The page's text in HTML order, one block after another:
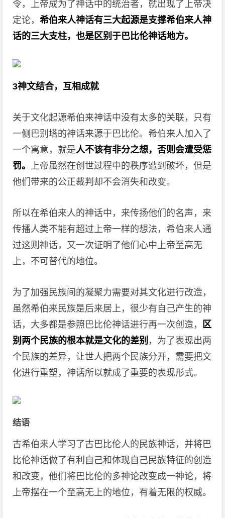
令，上帝成为了神话中的统治者，就出现了上帝决
定论，希伯来人神话有三大起源是支撑希伯来人神
话的三大支柱，也是区别于巴比伦神话地方。
3神文结合，互相成就
关于文化起源希伯来神话中没有太多的关联，只有
一侧巴别塔的神话来源于巴比伦。希伯来人加入了
一个寓意，就是人不该有非分之想，否则会遭受惩
罚。 上帝虽然在创世过程中的秩序遭到破坏，但是
他们带来的公正裁判却不会消失和改变。
所以在希伯来人的神话中，来传扬他们的名声，来
传播人类不能有超过上帝一样的想法，希伯来人通
过这则神话，又一次证明了他们心中上帝至高无
上，不可替代的地位。
为了加强民族间的凝聚力需要对其文化进行改造，
虽然希伯来民族是后来居上，很少有自己产生的神
话，大多都是参照巴比伦神话进行再一次创造，
区
别两个民族的根本就是文化的差别 ，为了表现出两
个民族的差异，让世人把两个民族分开，需要把文
化进行重塑，神话所以就成了重要的表现形式。
结语
古希伯来人学习了古巴比伦人的民族神话，并将巴
比伦神话做了有利自己和体现自己民族特征的创造
和改变，他们将巴比伦的多神论改变成一神论，将
上帝摆在一个至高无上的地位，有着无限的权威。